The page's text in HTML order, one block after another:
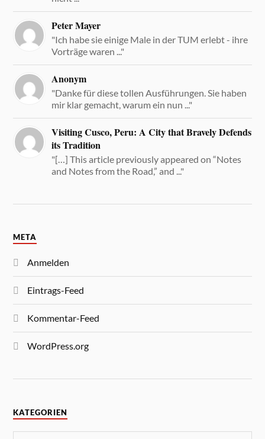
Peter Mayer
"Ich habe sie einige Male in der TUM erlebt - ihre
Vorträge waren ..."
Anonym
"Danke für diese tollen Ausführungen. Sie haben
mir klar gemacht, warum ein nun ..."
Visiting Cusco, Peru: A City that Bravely Defends
its Tradition
"[…] This article previously appeared on “Notes
and Notes from the Road,” and ..."
META
Anmelden
Eintrags-Feed
Kommentar-Feed
WordPress.org
KATEGORIEN